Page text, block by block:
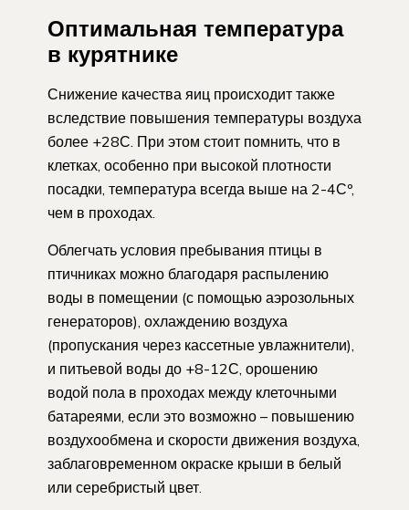
Оптимальная температура
в курятнике
Снижение качества яиц происходит также
вследствие повышения температуры воздуха
более +28С. При этом стоит помнить, что в
клетках, особенно при высокой плотности
посадки, температура всегда выше на 2-4Сº,
чем в проходах.
Облегчать условия пребывания птицы в
птичниках можно благодаря распылению
воды в помещении (с помощью аэрозольных
генераторов), охлаждению воздуха
(пропускания через кассетные увлажнители),
и питьевой воды до +8-12С, орошению
водой пола в проходах между клеточными
батареями, если это возможно – повышению
воздухообмена и скорости движения воздуха,
заблаговременном окраске крыши в белый
или серебристый цвет.